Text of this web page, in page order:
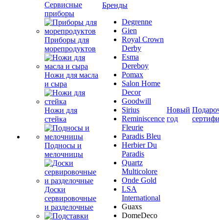
Сервисные
приборы
Приборы для
морепродуктов
Ножи для масла
и сыра
Ножи для
стейка
Подносы и
мелочницы
Доски
сервировочные
и разделочные
Бренды
Degrenne
Gien
Royal Crown
Derby
Esma
Dereboy
Pomax
Salon Home
Decor
Goodwill
Sirius
Reminiscence
Fleurie
Paradis Bleu
Herbier Du
Paradis
Quartz
Multicolore
Onde Gold
LSA
International
Guaxs
DomeDeco
Новый
год